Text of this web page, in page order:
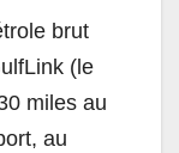
brut
(le
miles au
au